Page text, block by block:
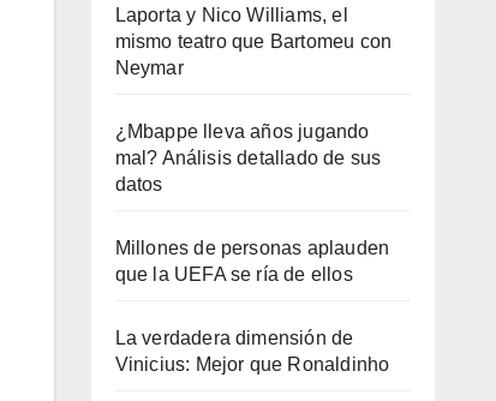
Laporta y Nico Williams, el
mismo teatro que Bartomeu con
Neymar
¿Mbappe lleva años jugando
mal? Análisis detallado de sus
datos
Millones de personas aplauden
que la UEFA se ría de ellos
La verdadera dimensión de
Vinicius: Mejor que Ronaldinho